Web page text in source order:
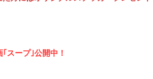
スープ｣公開中！